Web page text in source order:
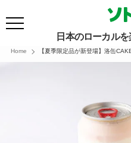
日本のローカルを
Home 【夏季限定品が新登場】洛缶